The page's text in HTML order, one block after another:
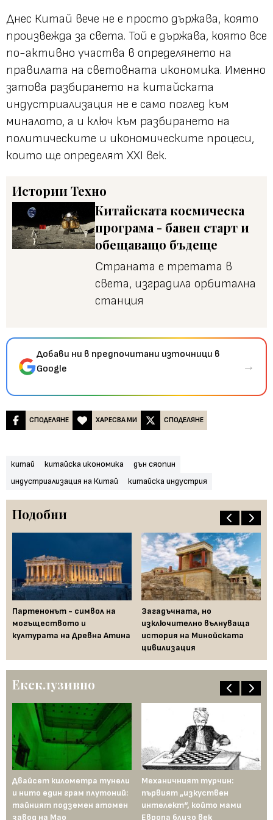
Днес Китай вече не е просто държава, която
произвежда за света. Той е държава, която все
по-активно участва в определянето на
правилата на световната икономика. Именно
затова разбирането на китайската
индустриализация не е само поглед към
миналото, а и ключ към разбирането на
политическите и икономическите процеси,
които ще определят XXI век.
ИсторииТехно
Китайската космическа
програма - бавен старт и
обещаващо бъдеще
Страната е третата в
света, изградила орбитална
станция
Добави ни в предпочитани източници в
Google
→
СПОДЕЛЯНЕ ХАРЕСВА МИ СПОДЕЛЯНЕ
китай китайска икономика
дън сяопин
индустриализация на Китай
китайска индустрия
Подобни
Партенонът - символ на
могъществото и
културата на Древна Атина
Загадъчната, но
изключително вълнуваща
история на Минойската
цивилизация
Ексклузивно
Двайсет километра тунели
и нито един грам плутоний:
тайният подземен атомен
завод на Мао
Механичният турчин:
първият „изкуствен
интелект“, който мами
Европа близо век